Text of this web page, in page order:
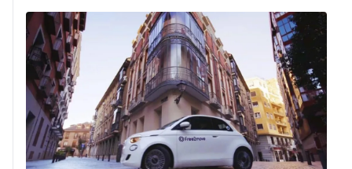
automotiveaftermarket. AI, digitalisering, opleiding en
remanufacturing staan centraal tijdens de editie van
2026.